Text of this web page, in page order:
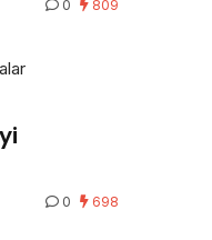
0 809
0 698